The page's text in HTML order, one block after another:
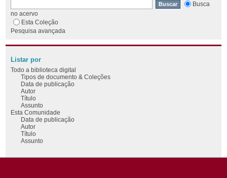
Busca
no acervo
Esta Coleção
Pesquisa avançada
Listar por
Todo a biblioteca digital
Tipos de documento & Coleções
Data de publicação
Autor
Título
Assunto
Esta Comunidade
Data de publicação
Autor
Título
Assunto